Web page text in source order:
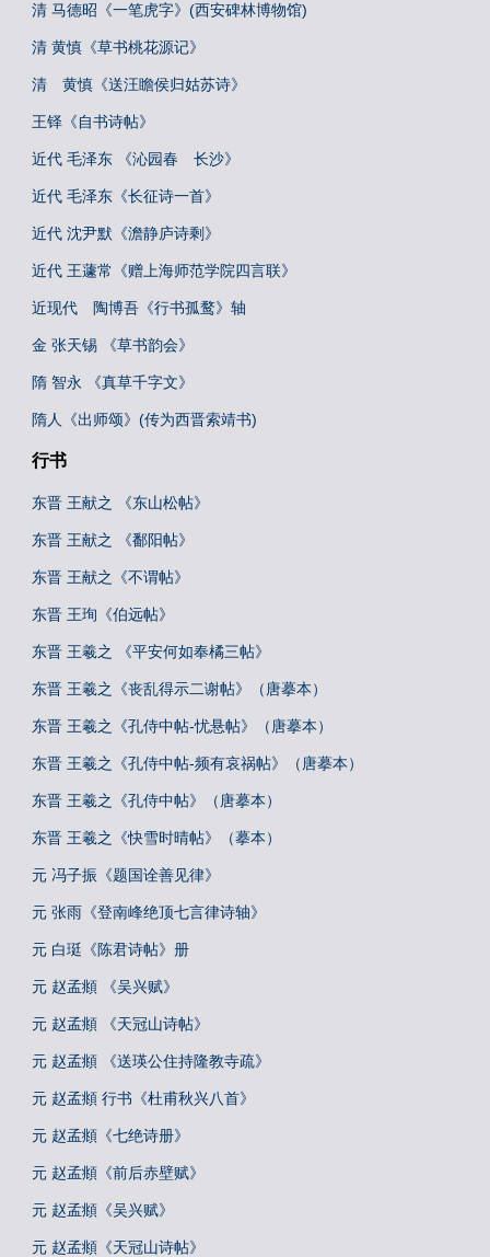
清 马德昭《一笔虎字》(西安碑林博物馆)
清 黄慎《草书桃花源记》
清 黄慎《送汪瞻侯归姑苏诗》
王铎《自书诗帖》
近代 毛泽东 《沁园春 长沙》
近代 毛泽东《长征诗一首》
近代 沈尹默《澹静庐诗剩》
近代 王蘧常《赠上海师范学院四言联》
近现代 陶博吾《行书孤鹜》轴
金 张天锡 《草书韵会》
隋 智永 《真草千字文》
隋人《出师颂》(传为西晋索靖书)
行书
东晋 王献之 《东山松帖》
东晋 王献之 《鄱阳帖》
东晋 王献之《不谓帖》
东晋 王珣《伯远帖》
东晋 王羲之 《平安何如奉橘三帖》
东晋 王羲之《丧乱得示二谢帖》（唐摹本）
东晋 王羲之《孔侍中帖-忧悬帖》（唐摹本）
东晋 王羲之《孔侍中帖-频有哀祸帖》（唐摹本）
东晋 王羲之《孔侍中帖》（唐摹本）
东晋 王羲之《快雪时晴帖》（摹本）
元 冯子振《题国诠善见律》
元 张雨《登南峰绝顶七言律诗轴》
元 白珽《陈君诗帖》册
元 赵孟頫 《吴兴赋》
元 赵孟頫 《天冠山诗帖》
元 赵孟頫 《送瑛公住持隆教寺疏》
元 赵孟頫 行书《杜甫秋兴八首》
元 赵孟頫《七绝诗册》
元 赵孟頫《前后赤壁赋》
元 赵孟頫《吴兴赋》
元 赵孟頫《天冠山诗帖》